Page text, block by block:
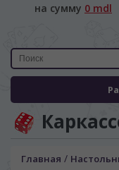
на сумму 0 mdl
Главная /